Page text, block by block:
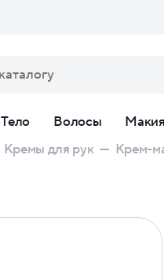
Тело Волосы
Кремы для рук — Крем-